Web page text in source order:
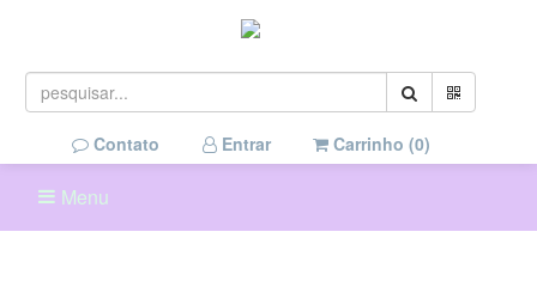
Contato Entrar Carrinho (0)
Menu